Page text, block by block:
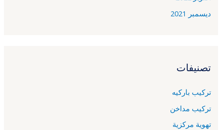
ديسمبر 2021
تصنيفات
تركيب باركيه
تركيب مداخن
تهوية مركزية